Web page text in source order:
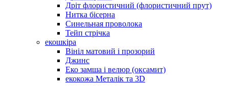
Дріт флористичний (флористичний прут)
Нитка бісерна
Синельная проволока
Тейп стрічка
екошкіра
Вініл матовий і прозорий
Джинс
Еко замша і велюр (оксамит)
екокожа Металік та 3D